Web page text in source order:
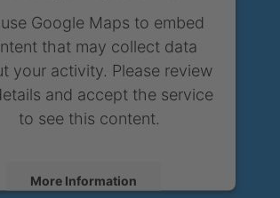
und effizient
sicher, dass die
Kenntnisse des
abzugeben. Durch
Google Maps to embed
that may collect data
your activity. Please review
and accept the service
to see this content.
More Information